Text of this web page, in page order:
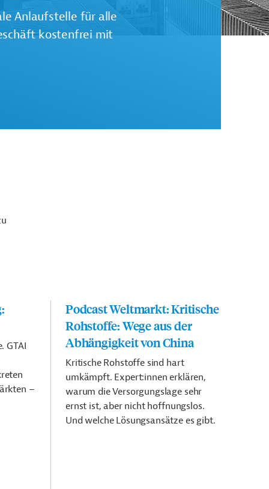
Anlaufstelle für alle
kostenfrei mit
GTAI
–
Podcast Weltmarkt: Kritische
Rohstoffe: Wege aus der
Abhängigkeit von China
Kritische Rohstoffe sind hart
umkämpft. Expert:innen erklären,
warum die Versorgungslage sehr
ernst ist, aber nicht hoffnungslos.
Und welche Lösungsansätze es gibt.